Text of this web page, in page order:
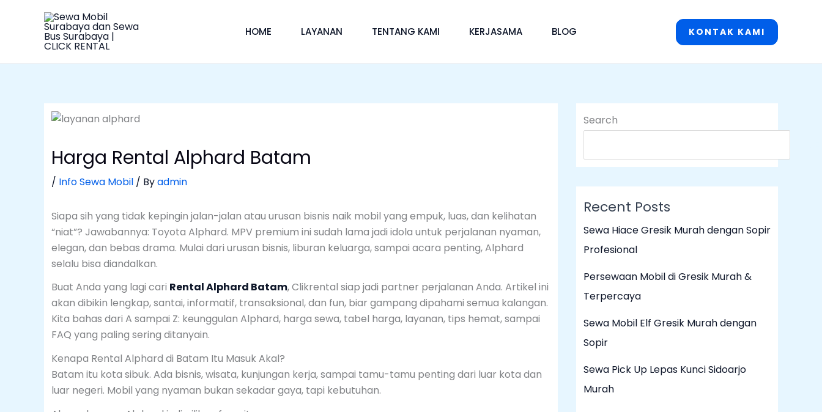
HOME LAYANAN TENTANG KAMI KERJASAMA BLOG KONTAK KAMI
Harga Rental Alphard Batam
/ Info Sewa Mobil / Byadmin
Siapa sih yang tidak kepingin jalan-jalan atau urusan bisnis naik mobil yang empuk, luas, dan kelihatan
“niat”? Jawabannya: Toyota Alphard. MPV premium ini sudah lama jadi idola untuk perjalanan nyaman,
elegan, dan bebas drama. Mulai dari urusan bisnis, liburan keluarga, sampai acara penting, Alphard
selalu bisa diandalkan.
Buat Anda yang lagi cari Rental Alphard Batam, Clikrental siap jadi partner perjalanan Anda. Artikel ini
akan dibikin lengkap, santai, informatif, transaksional, dan fun, biar gampang dipahami semua kalangan.
Kita bahas dari A sampai Z: keunggulan Alphard, harga sewa, tabel harga, layanan, tips hemat, sampai
FAQ yang paling sering ditanyain.
Kenapa Rental Alphard di Batam Itu Masuk Akal?
Batam itu kota sibuk. Ada bisnis, wisata, kunjungan kerja, sampai tamu-tamu penting dari luar kota dan
luar negeri. Mobil yang nyaman bukan sekadar gaya, tapi kebutuhan.
Search
Recent Posts
Sewa Hiace Gresik Murah dengan Sopir
Profesional
Persewaan Mobil di Gresik Murah &
Terpercaya
Sewa Mobil Elf Gresik Murah dengan
Sopir
Sewa Pick Up Lepas Kunci Sidoarjo
Murah